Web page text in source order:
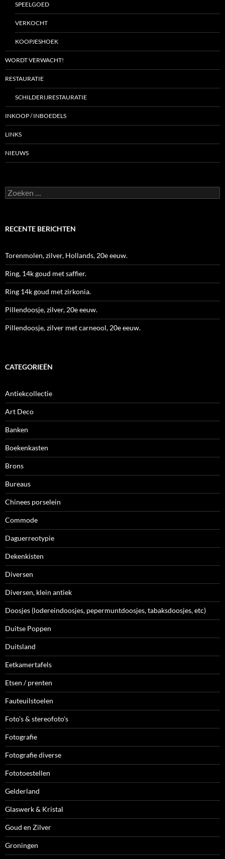
SPEELGOED
VERKOCHT
KOOPJESHOEK
WORDT VERWACHT!
RESTAURATIE
SCHILDERIJRESTAURATIE
INKOOP / INBOEDELS
LINKS
NIEUWS
Zoeken
naar:
RECENTE BERICHTEN
Torenmolen, zilver, Hollands, 20e eeuw.
Ring, 14k goud met saffier.
Ring 14k goud met zirkonia.
Pillendoosje, zilver, 20e eeuw.
Pillendoosje, zilver met carneool, 20e eeuw.
CATEGORIEËN
Antiekcollectie
Art Deco
Banken
Boekenkasten
Brons
Bureaus
Chinees porselein
Commode
Daguerreotypie
Dekenkisten
Diversen
Diversen, klein antiek
Doosjes (lodereindoosjes, pepermuntdoosjes, tabaksdoosjes, etc)
Duitse Poppen
Duitsland
Eetkamertafels
Etsen / prenten
Fauteuilstoelen
Foto's & stereofoto's
Fotografie
Fotografie diverse
Fototoestellen
Gelderland
Glaswerk & Kristal
Goud en Zilver
Groningen